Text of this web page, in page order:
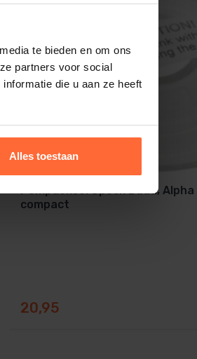
te bieden en om ons
partners voor social
die u aan ze heeft
Alles toestaan
Pompdeksel Speck Badu, Alpha
compact
20,95